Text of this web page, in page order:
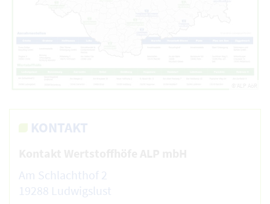
KONTAKT
Am Schlachthof 2
19288 Ludwigslust